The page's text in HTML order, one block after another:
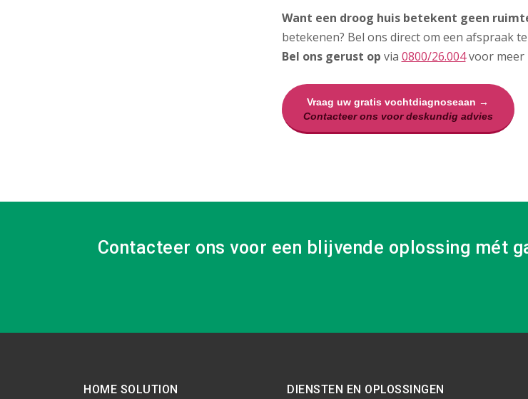
Want een droog huis betekent geen
betekenen? Bel ons direct om een afspraak
Bel ons gerust op via 0800/26.004voor meer
Vraag uw gratis vochtdiagnoseaan →
Contacteer ons voor deskundig advies
Contacteer ons voor een blijvende oplossing mét
HOME SOLUTION DIENSTEN EN OPLOSSINGEN